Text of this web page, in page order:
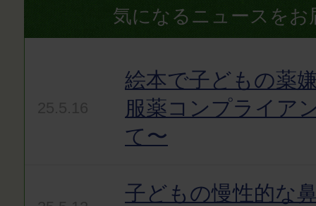
気になるニュースをお
絵本で子どもの薬
服薬コンプライア
て〜
子どもの慢性的な